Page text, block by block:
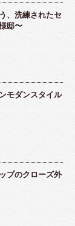
、洗練されたセ
邸〜
モダンスタイル
プのクローズ外